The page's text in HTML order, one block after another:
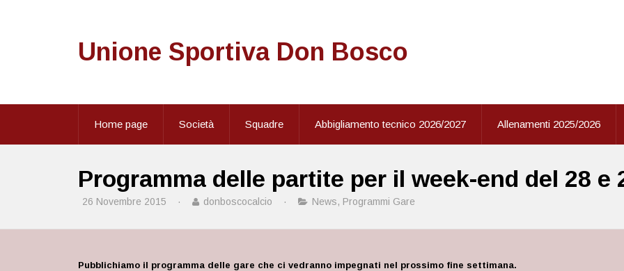
Unione Sportiva Don Bosco
Home page Società Squadre Abbigliamento tecnico 2026/2027 Allenamenti 2025/2026
Programma delle partite per il week-end del 28 e
26 Novembre 2015 · donboscocalcio · News, Programmi Gare
Pubblichiamo il programma delle gare che ci vedranno impegnati nel prossimo fine settimana.